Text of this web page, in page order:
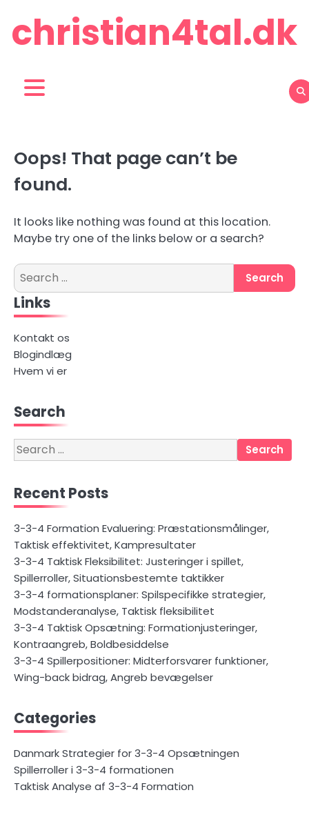
content
christian4tal.dk
Oops! That page can’t be
found.
It looks like nothing was found at this location.
Maybe try one of the links below or a search?
Search
for:
Links
Kontakt os
Blogindlæg
Hvem vi er
Search
Search
for:
Recent Posts
3-3-4 Formation Evaluering: Præstationsmålinger,
Taktisk effektivitet, Kampresultater
3-3-4 Taktisk Fleksibilitet: Justeringer i spillet,
Spillerroller, Situationsbestemte taktikker
3-3-4 formationsplaner: Spilspecifikke strategier,
Modstanderanalyse, Taktisk fleksibilitet
3-3-4 Taktisk Opsætning: Formationjusteringer,
Kontraangreb, Boldbesiddelse
3-3-4 Spillerpositioner: Midterforsvarer funktioner,
Wing-back bidrag, Angreb bevægelser
Categories
Danmark Strategier for 3-3-4 Opsætningen
Spillerroller i 3-3-4 formationen
Taktisk Analyse af 3-3-4 Formation